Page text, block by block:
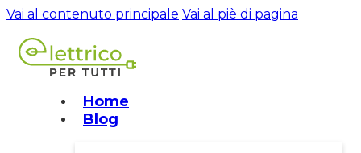
Vai al contenuto principale Vai al piè di pagina
Home
Blog